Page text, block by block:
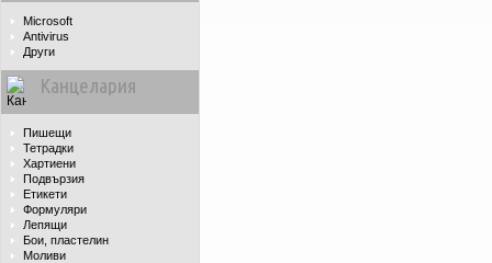
Microsoft
Antivirus
Други
Канцелария
Пишещи
Тетрадки
Хартиени
Подвързия
Етикети
Формуляри
Лепящи
Бои, пластелин
Моливи